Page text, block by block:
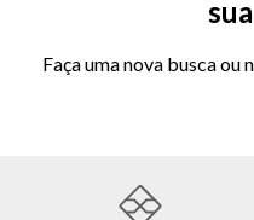
Faça uma nova busca ou